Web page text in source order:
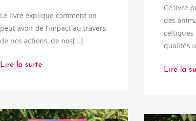
Le livre explique comment on
peut avoir de l’impact au travers
de nos actions, de nos[…]
Lire la suite
Ce livre
des
celtiques
qualités
Lire la